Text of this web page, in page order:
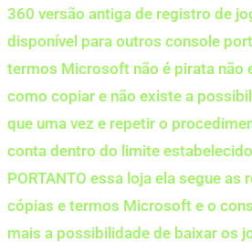
360 versão antiga de registro de
disponível para outros console
termos Microsoft não é pirata não
como copiar e não existe a
que uma vez e repetir o
conta dentro do limite
PORTANTO essa loja ela segue
cópias e termos Microsoft e o
mais a possibilidade de baixar os